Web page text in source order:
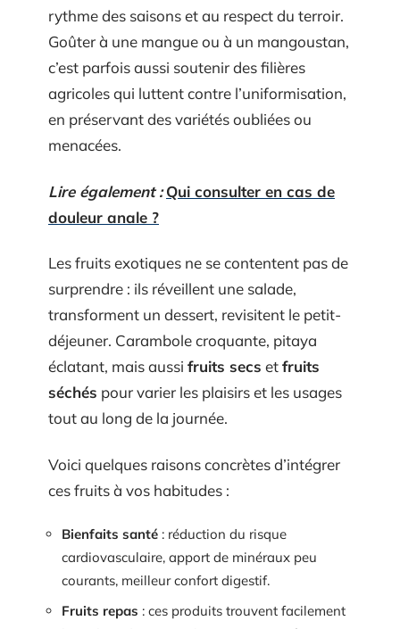
rythme des saisons et au respect du terroir.
Goûter à une mangue ou à un mangoustan,
c’est parfois aussi soutenir des filières
agricoles qui luttent contre l’uniformisation,
en préservant des variétés oubliées ou
menacées.
Lire également : Qui consulter en cas de
douleur anale ?
Les fruits exotiques ne se contentent pas de
surprendre : ils réveillent une salade,
transforment un dessert, revisitent le petit-
déjeuner. Carambole croquante, pitaya
éclatant, mais aussi fruits secs etfruits
séchés pour varier les plaisirs et les usages
tout au long de la journée.
Voici quelques raisons concrètes d’intégrer
ces fruits à vos habitudes :
Bienfaits santé : réduction du risque
cardiovasculaire, apport de minéraux peu
courants, meilleur confort digestif.
Fruits repas : ces produits trouvent facilement